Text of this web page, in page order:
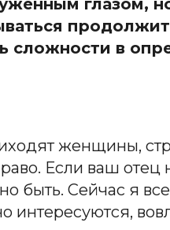
сложности в
женщины,
Если ваш отец
быть. Сейчас я
интересуются,